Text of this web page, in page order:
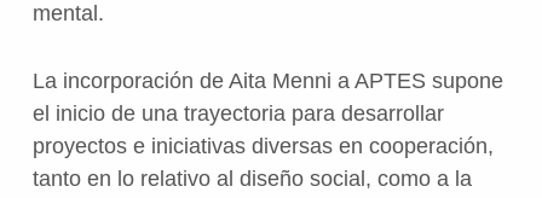
mental.
La incorporación de Aita Menni a APTES supone
el inicio de una trayectoria para desarrollar
proyectos e iniciativas diversas en cooperación,
tanto en lo relativo al diseño social, como a la